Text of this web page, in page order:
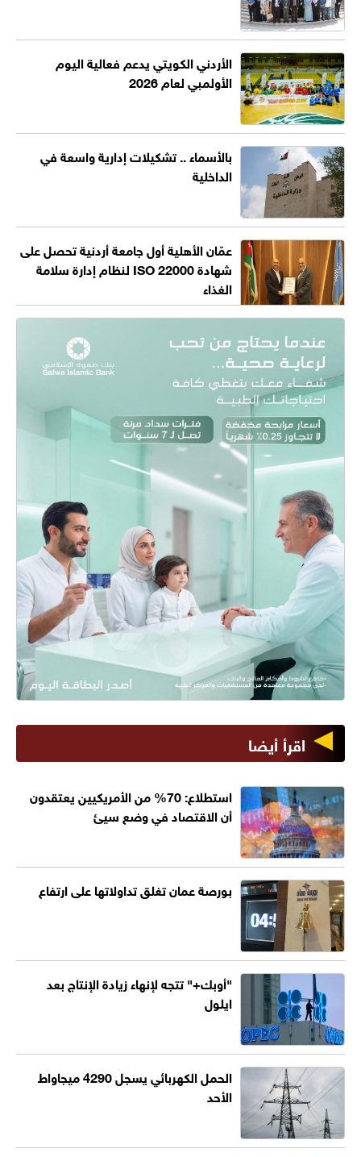
الأردني الكويتي يدعم فعالية اليوم
الأولمبي لعام 2026
بالأسماء .. تشكيلات إدارية واسعة في
الداخلية
عمّان الأهلية أول جامعة أردنية تحصل على
شهادة ISO 22000 لنظام إدارة سلامة
الغذاء
اقرأ أيضا
استطلاع: 70% من الأمريكيين يعتقدون
أن الاقتصاد في وضع سيئ
بورصة عمان تغلق تداولاتها على ارتفاع
"أوبك+" تتجه لإنهاء زيادة الإنتاج بعد
ايلول
الحمل الكهربائي يسجل 4290 ميجاواط
الأحد